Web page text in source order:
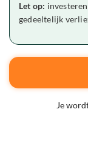
Let op:
gedeeltelijk
Je